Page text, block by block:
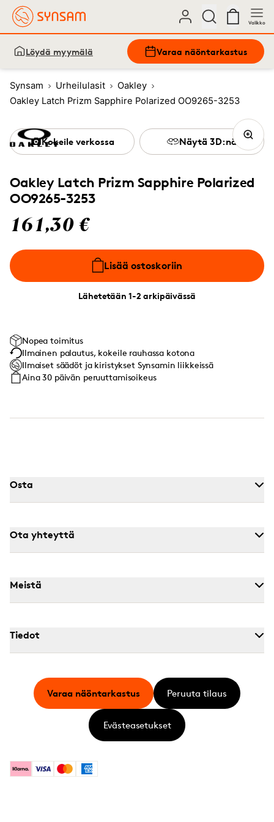
Valikko
Löydä myymälä Varaa näöntarkastus
Synsam Urheilulasit
Oakley
Oakley Latch Prizm Sapphire Polarized OO9265-3253
Oakley Latch Prizm Sapphire Polarized
OO9265-3253
161,30 €
Lisää ostoskoriin
Lähetetään 1-2 arkipäivässä
Kokeile verkossa Näytä 3D:nä
Nopea toimitus
Ilmainen palautus, kokeile rauhassa kotona
Ilmaiset säädöt ja kiristykset Synsamin liikkeissä
Aina 30 päivän peruuttamisoikeus
Osta
Ota yhteyttä
Meistä
Tiedot
KlarnaVisa MastercardAmerican Express
Varaa näöntarkastus Peruuta tilaus
Evästeasetukset